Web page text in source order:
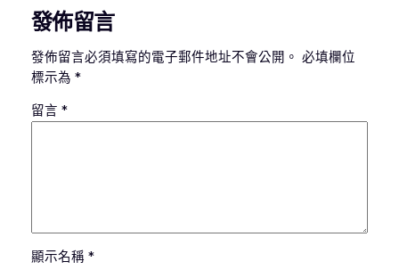
發佈留言
發佈留言必須填寫的電子郵件地址不會公開。 必填欄位
標示為 *
留言 *
顯示名稱 *